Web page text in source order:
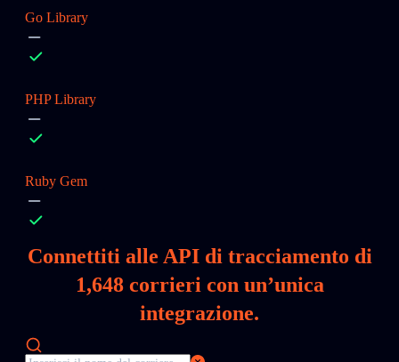
Go Library
PHP Library
Ruby Gem
Connettiti alle API di tracciamento di
1,648corrieri con un’unica
integrazione.